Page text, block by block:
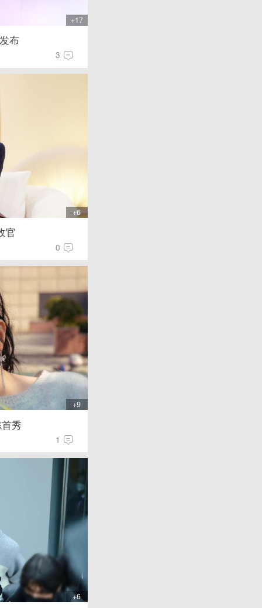
+17
布
3
+6
官
0
+9
秀
1
+6